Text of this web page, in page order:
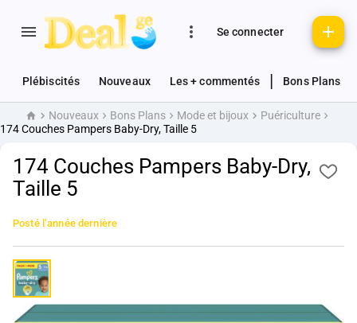
Se connecter
Plébiscités Nouveaux Les + commentés Bons Plans
AccueilNouveaux Bons Plans Mode et bijoux
Puériculture
174 Couches Pampers Baby-Dry, Taille 5
174 Couches Pampers Baby-Dry,
Taille 5
Posté l’année dernière